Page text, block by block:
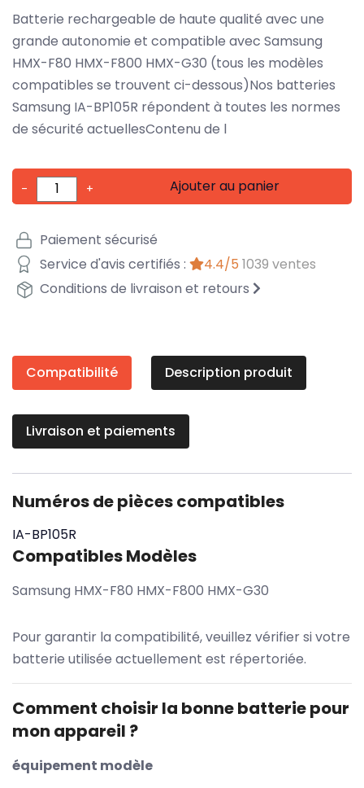
Batterie rechargeable de haute qualité avec une
grande autonomie et compatible avec Samsung
HMX-F80 HMX-F800 HMX-G30 (tous les modèles
compatibles se trouvent ci-dessous)Nos batteries
Samsung IA-BP105R répondent à toutes les normes
de sécurité actuellesContenu de l
- + Ajouter au panier
Paiement sécurisé
Service d'avis certifiés :
4.4/5 1039 ventes
Conditions de livraison et retours
Compatibilité Description produit
Livraison et paiements
Numéros de pièces compatibles
IA-BP105R
Compatibles Modèles
Samsung HMX-F80 HMX-F800 HMX-G30
Pour garantir la compatibilité, veuillez vérifier si votre
batterie utilisée actuellement est répertoriée.
Comment choisir la bonne batterie pour
mon appareil ?
équipement modèle